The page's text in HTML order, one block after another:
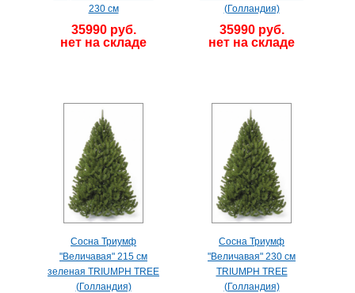
230 см
35990 руб.
нет на складе
(Голландия)
35990 руб.
нет на складе
Сосна Триумф
"Величавая" 215 см
зеленая TRIUMPH TREE
(Голландия)
Сосна Триумф
"Величавая" 230 см
TRIUMPH TREE
(Голландия)